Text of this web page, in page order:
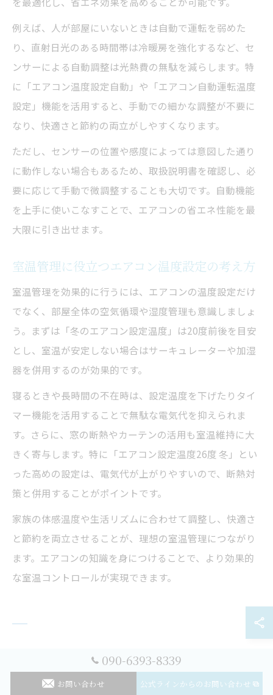
例えば、人が部屋にいないときは自動で運転を弱めた
り、直射日光のある時間帯は冷暖房を強化するなど、セ
ンサーによる自動調整は光熱費の無駄を減らします。特
に「エアコン温度設定自動」や「エアコン自動運転温度
設定」機能を活用すると、手動での細かな調整が不要に
なり、快適さと節約の両立がしやすくなります。
ただし、センサーの位置や感度によっては意図した通り
に動作しない場合もあるため、取扱説明書を確認し、必
要に応じて手動で微調整することも大切です。自動機能
を上手に使いこなすことで、エアコンの省エネ性能を最
大限に引き出せます。
室温管理に役立つエアコン温度設定の考え方
室温管理を効果的に行うには、エアコンの温度設定だけ
でなく、部屋全体の空気循環や湿度管理も意識しましょ
う。まずは「冬のエアコン設定温度」は20度前後を目安
とし、室温が安定しない場合はサーキュレーターや加湿
器を併用するのが効果的です。
寝るときや長時間の不在時は、設定温度を下げたりタイ
マー機能を活用することで無駄な電気代を抑えられま
す。さらに、窓の断熱やカーテンの活用も室温維持に大
きく寄与します。特に「エアコン設定温度26度 冬」とい
った高めの設定は、電気代が上がりやすいので、断熱対
策と併用することがポイントです。
家族の体感温度や生活リズムに合わせて調整し、快適さ
と節約を両立させることが、理想の室温管理につながり
ます。エアコンの知識を身につけることで、より効果的
な室温コントロールが実現できます。
冬のエアコン温度設定で快適に過ご
す方法
090-6393-8339
お問い合わせ 公式ラインからのお問い合わせ